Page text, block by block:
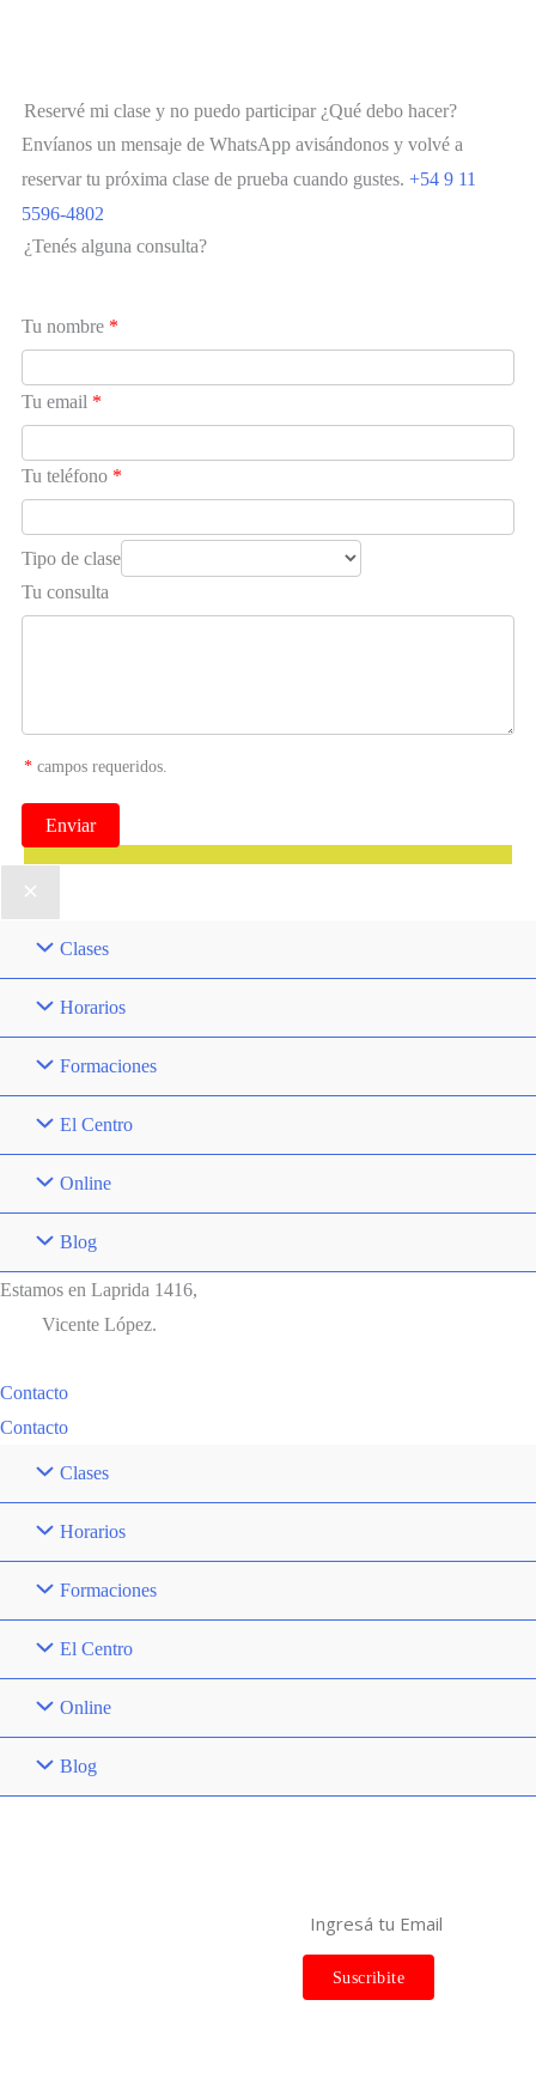
Reservé mi clase y no puedo participar ¿Qué debo hacer?
Envíanos un mensaje de WhatsApp avisándonos y volvé a
reservar tu próxima clase de prueba cuando gustes.+54 9 11
5596-4802
¿Tenés alguna consulta?
Tu nombre *
Tu email *
Tu teléfono *
Tipo de clase
Tu consulta
* campos requeridos.
Clases
Horarios
Formaciones
El Centro
Online
Blog
Estamos en Laprida 1416,
Vicente López.
Contacto
Contacto
Clases
Horarios
Formaciones
El Centro
Online
Blog